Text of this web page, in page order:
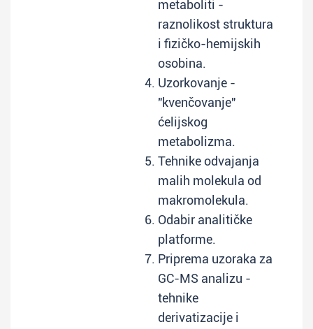
metaboliti -
raznolikost struktura
i fizičko-hemijskih
osobina.
Uzorkovanje -
"kvenčovanje"
ćelijskog
metabolizma.
Tehnike odvajanja
malih molekula od
makromolekula.
Odabir analitičke
platforme.
Priprema uzoraka za
GC-MS analizu -
tehnike
derivatizacije i